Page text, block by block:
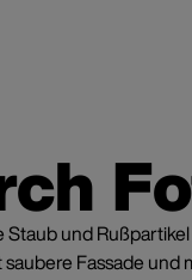
und
Fassade